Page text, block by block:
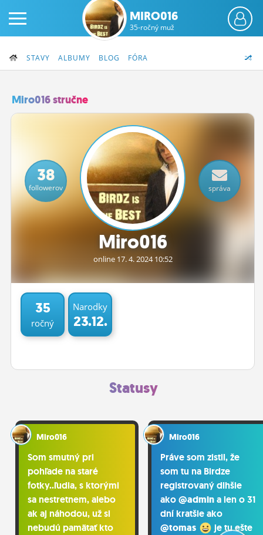
PRIHLÁS SA
ČINŽIAK
FÓRUM
STATUSY
ĽUDIA
MÔJ PROFIL
NASTAVENIA
MIRO016
35-ročný muž
STAVY ALBUMY BLOG FÓRA
Miro016 stručne
Miro016
online 17.4.2024 10:52
38
followerov správa
35
ročný
Narodky
23.12.
Statusy
Miro016
Som smutný pri
pohľade na staré
fotky..ľudia, s ktorými
sa nestretnem, alebo
ak aj náhodou, už si
nebudú pamätať kto
Miro016
Práve som zistil, že
som tu na Birdze
registrovaný dlhšie
ako@admina len o 31
dní kratšie ako
@tomas
je tu ešte